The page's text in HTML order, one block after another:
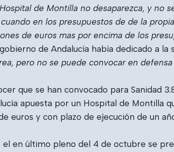
de Montilla no desaparezca, y no
en los presupuestos de de la
de euros mas por encima de los
de Andalucía había dedicado a la
pero no se puede convocar en
que se han convocado para Sanidad
apuesta por un Hospital de Montilla
euros y con plazo de ejecución de un
en último pleno del 4 de octubre se